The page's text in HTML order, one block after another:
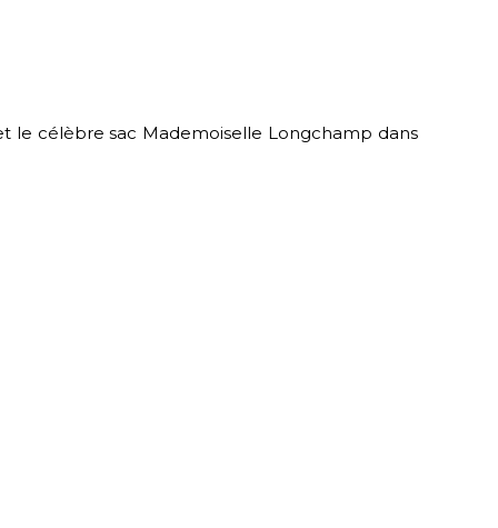
le célèbre sac Mademoiselle Longchamp dans